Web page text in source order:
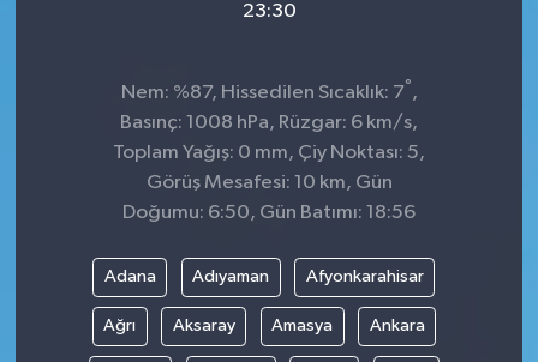
23:30
Nem: %87, Hissedilen Sıcaklık: 7° ,
Basınç: 1008 hPa, Rüzgar: 6 km/s,
Toplam Yağış: 0 mm, Çiy Noktası: 5,
Görüş Mesafesi: 10 km, Gün
Doğumu: 6:50, Gün Batımı: 18:56
Adana Adıyaman Afyonkarahisar
Ağrı Aksaray Amasya Ankara